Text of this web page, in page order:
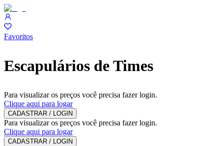
Favoritos
Escapulários de Times
Para visualizar os preços você precisa fazer login.
Clique aqui para logar
CADASTRAR / LOGIN
Para visualizar os preços você precisa fazer login.
Clique aqui para logar
CADASTRAR / LOGIN